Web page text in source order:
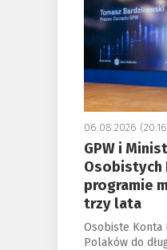
06.08.2026
GPW i
Osobistych
programie
trzy lata
Osobiste Konta
Polaków do